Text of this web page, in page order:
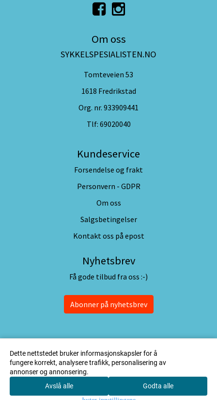
Dette nettstedet bruker informasjonskapsler for å
fungere korrekt, analysere trafikk, personalisering av
annonser og annonsering.
Avslå alle
Godta alle
Om oss
SYKKELSPESIALISTEN.NO
Tomteveien 53
1618 Fredrikstad
Org. nr. 933909441
Tlf: 69020040
Kundeservice
Forsendelse og frakt
Personvern - GDPR
Om oss
Salgsbetingelser
Kontakt oss på epost
Nyhetsbrev
Få gode tilbud fra oss :-)
Abonner på nyhetsbrev